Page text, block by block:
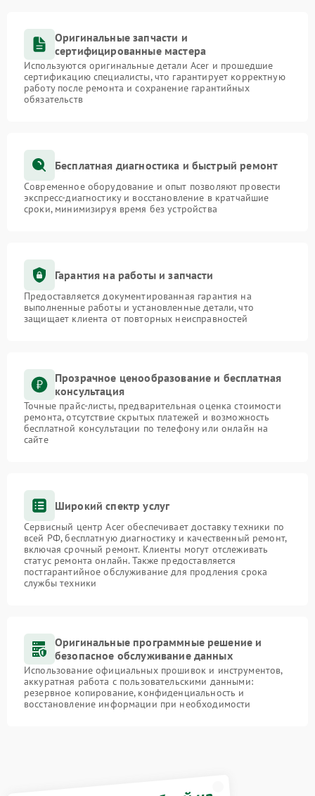
Оригинальные запчасти и
сертифицированные мастера
Используются оригинальные детали Acer и прошедшие
сертификацию специалисты, что гарантирует корректную
работу после ремонта и сохранение гарантийных
обязательств
Бесплатная диагностика и быстрый ремонт
Современное оборудование и опыт позволяют провести
экспресс-диагностику и восстановление в кратчайшие
сроки, минимизируя время без устройства
Гарантия на работы и запчасти
Предоставляется документированная гарантия на
выполненные работы и установленные детали, что
защищает клиента от повторных неисправностей
Прозрачное ценообразование и бесплатная
консультация
Точные прайс-листы, предварительная оценка стоимости
ремонта, отсутствие скрытых платежей и возможность
бесплатной консультации по телефону или онлайн на
сайте
Широкий спектр услуг
Сервисный центр Acer обеспечивает доставку техники по
всей РФ, бесплатную диагностику и качественный ремонт,
включая срочный ремонт. Клиенты могут отслеживать
статус ремонта онлайн. Также предоставляется
постгарантийное обслуживание для продления срока
службы техники
Оригинальные программные решение и
безопасное обслуживание данных
Использование официальных прошивок и инструментов,
аккуратная работа с пользовательскими данными:
резервное копирование, конфиденциальность и
восстановление информации при необходимости